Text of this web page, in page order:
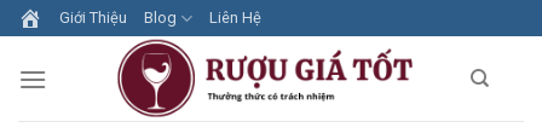
Skip
to
content
Giới Thiệu Blog Liên Hệ